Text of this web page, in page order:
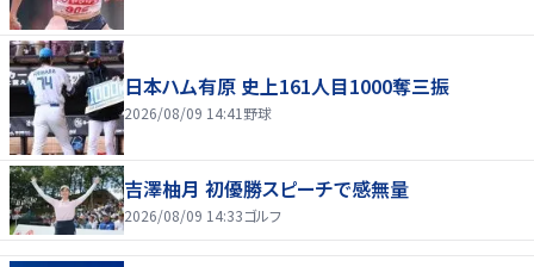
日本ハム有原 史上161人目1000奪三振
2026/08/09 14:41 野球
吉澤柚月 初優勝スピーチで感無量
2026/08/09 14:33ゴルフ